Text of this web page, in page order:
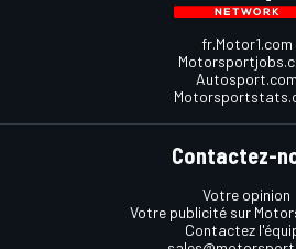
fr.Motor1.com
Autosport.com
Contactez-
Votre opinion
Votre publicité sur
Contactez